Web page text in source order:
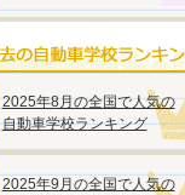
2025年8月の全国で人気の
自動車学校ランキング
2025年9月の全国で人気の